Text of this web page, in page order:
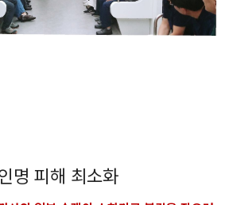
명 피해 최소화